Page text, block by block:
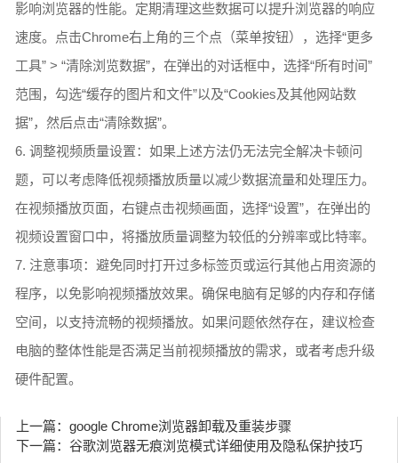
影响浏览器的性能。定期清理这些数据可以提升浏览器的响应
速度。点击Chrome右上角的三个点（菜单按钮），选择“更多
工具” > “清除浏览数据”，在弹出的对话框中，选择“所有时间”
范围，勾选“缓存的图片和文件”以及“Cookies及其他网站数
据”，然后点击“清除数据”。
6. 调整视频质量设置：如果上述方法仍无法完全解决卡顿问
题，可以考虑降低视频播放质量以减少数据流量和处理压力。
在视频播放页面，右键点击视频画面，选择“设置”，在弹出的
视频设置窗口中，将播放质量调整为较低的分辨率或比特率。
7. 注意事项：避免同时打开过多标签页或运行其他占用资源的
程序，以免影响视频播放效果。确保电脑有足够的内存和存储
空间，以支持流畅的视频播放。如果问题依然存在，建议检查
电脑的整体性能是否满足当前视频播放的需求，或者考虑升级
硬件配置。
上一篇：google Chrome浏览器卸载及重装步骤
下一篇：谷歌浏览器无痕浏览模式详细使用及隐私保护技巧